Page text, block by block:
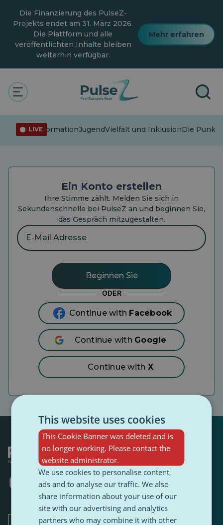
Hauptinhalt
springen
Die Finanzierung des PulseZ-
Projekts endet am 31. März 2026.
Die Plattform und alle
veröffentlichten Inhalte bleiben
weiterhin verfügbar.
Mehr erfahren
LIVE
FehlinformationJugendVielfalt und InklusionDie
KONTO ERSTELLEN
werden.
Ein Konto erstellen
Ihre Stimme zählt. Melden Sie sich in
Sekundenschnelle bei PulseZ an und beginnen Sie,
das Gespräch mitzugestalten.
Adresse
ODER
Continue with Facebook
Continue with Google
Continue with X
Öffnet
in
Registerkarte
einer
neuen
Registerkarte
in
einer
neuen
Registerkarte
in
einer
neuen
Registerkarte
in
einer
neuen
Registerkarte
Öffnet
in
einer
neuen
Registerkarte
This website uses cookies
This Cookie Banner was deleted and is
no longer working. Please contact the
website administrator.
We use cookies to personalise content,
ads and to analyse our traffic. We also
share information about your use of our
site with our advertising and analytics
partners who may combine it with other